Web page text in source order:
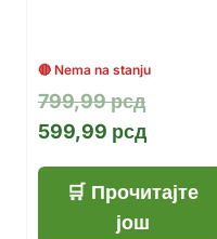
799,99рсд
цена
је
била:
799,99
599,99 рсд
цена
је:
599,99
Прочитајте
још